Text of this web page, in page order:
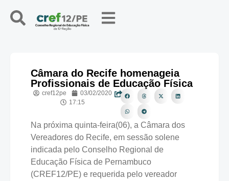
Câmara do Recife homenageia
Profissionais de Educação Física
cref12pe
03/02/2020
17:15
Na próxima quinta-feira(06), a Câmara dos
Vereadores do Recife, em sessão solene
indicada pelo Conselho Regional de
Educação Física de Pernambuco
(CREF12/PE) e requerida pelo vereador